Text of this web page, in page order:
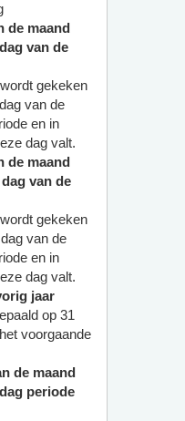
de maand
van de
gekeken
van de
en in
dag valt.
de maand
van de
gekeken
van de
en in
dag valt.
jaar
op 31
voorgaande
de maand
periode